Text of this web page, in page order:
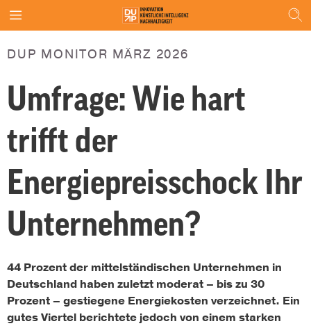
DUP MONITOR MÄRZ 2026
Umfrage: Wie hart
trifft der
Energiepreisschock Ihr
Unternehmen?
44 Prozent der mittelständischen Unternehmen in
Deutschland haben zuletzt moderat – bis zu 30
Prozent – gestiegene Energiekosten verzeichnet. Ein
gutes Viertel berichtete jedoch von einem starken